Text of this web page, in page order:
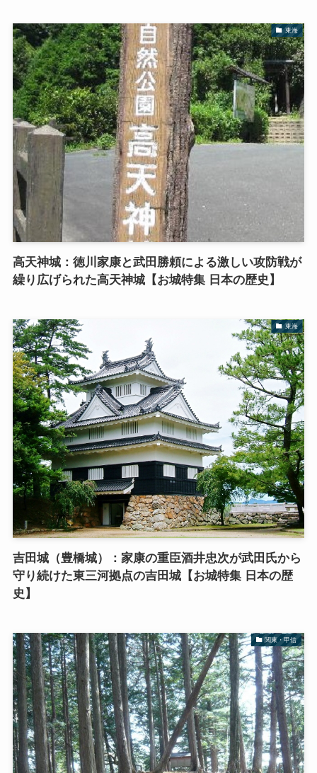
東海
高天神城：徳川家康と武田勝頼による激しい攻防戦が
繰り広げられた高天神城【お城特集 日本の歴史】
東海
吉田城（豊橋城）：家康の重臣酒井忠次が武田氏から
守り続けた東三河拠点の吉田城【お城特集 日本の歴
史】
関東・甲信